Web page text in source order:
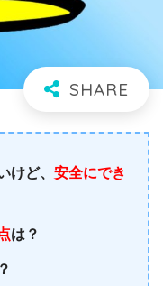
けど、安全にでき
は？